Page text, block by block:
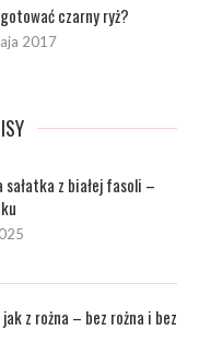
czarny ryż?
2017
sałatka z białej fasoli –
z rożna – bez rożna i bez